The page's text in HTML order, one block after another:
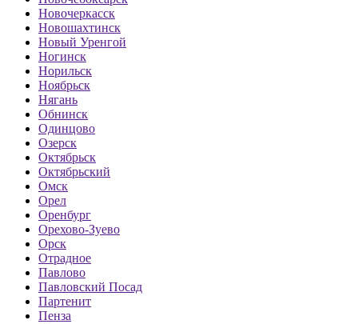
Новочеркасск
Новошахтинск
Новый Уренгой
Ногинск
Норильск
Ноябрьск
Нягань
Обнинск
Одинцово
Озерск
Октябрьск
Октябрьский
Омск
Орел
Оренбург
Орехово-Зуево
Орск
Отрадное
Павлово
Павловский Посад
Партенит
Пенза